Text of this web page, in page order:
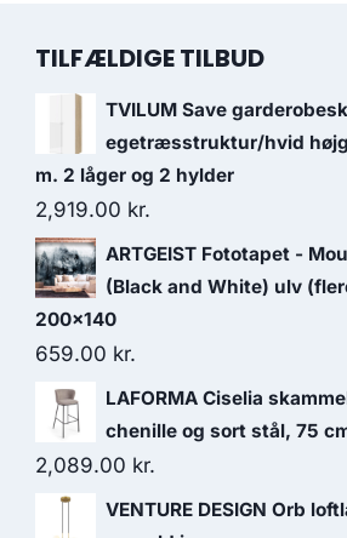
TILFÆLDIGE TILBUD
TVILUM Save
egetræsstruktur/hvid
m. 2 låger og 2 hylder
2,919.00 kr.
ARTGEIST Fototapet -
(Black and White) ulv
200x140
659.00 kr.
LAFORMA Ciselia
chenille og sort stål, 75
2,089.00 kr.
VENTURE DESIGN Orb